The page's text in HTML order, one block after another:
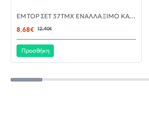
-30%EMTOP ΣΕΤ 37ΤΜΧ ΕΝΑΛΛΑΞΙΜΟ ΚΑΤΣΑΒΙΔΙ ΜΕ ΜΥΤΕΣ EBST03702
8,68€
12,40€
Προσθήκη